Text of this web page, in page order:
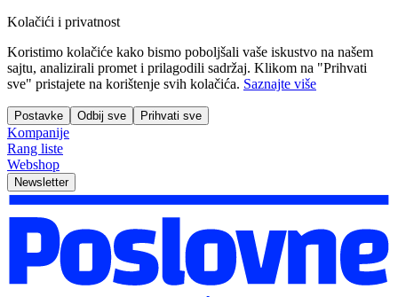
Kolačići i privatnost
Koristimo kolačiće kako bismo poboljšali vaše iskustvo na našem
sajtu, analizirali promet i prilagodili sadržaj. Klikom na "Prihvati
sve" pristajete na korištenje svih kolačića. Saznajte više
Postavke Odbij sve Prihvati sve
Kompanije
Rang liste
Webshop
Newsletter